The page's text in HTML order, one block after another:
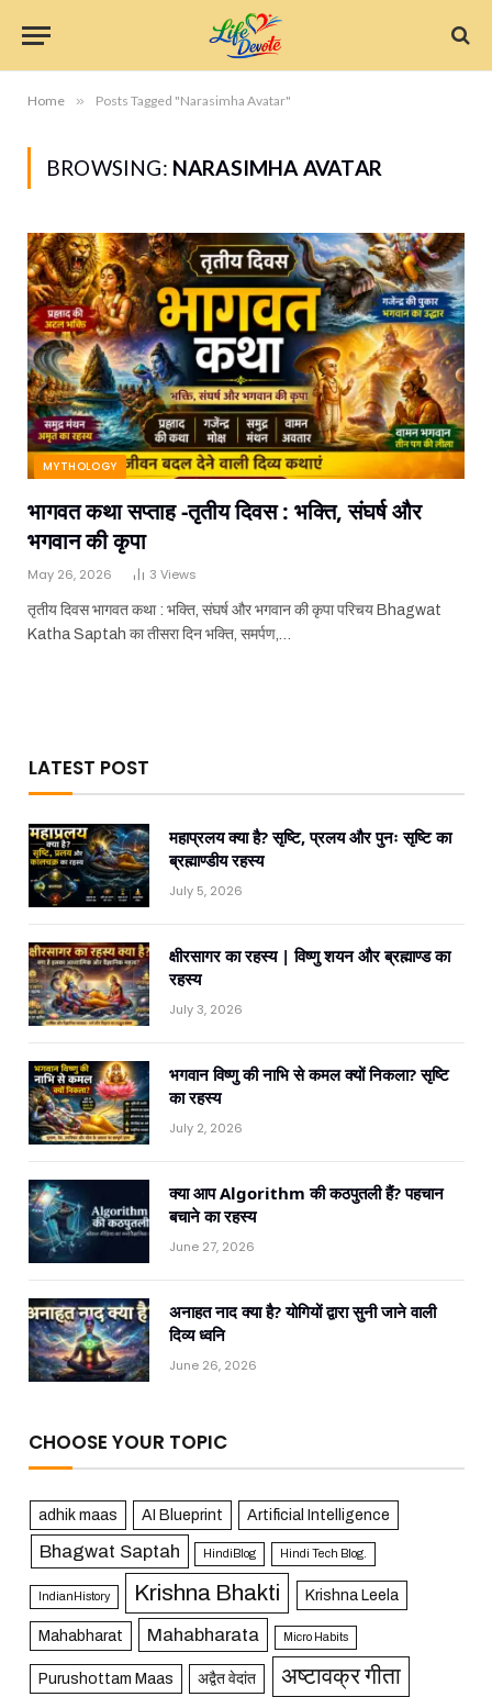
Home » Posts Tagged "Narasimha Avatar"
BROWSING: NARASIMHA AVATAR
MYTHOLOGY
भागवत कथा सप्ताह -तृतीय दिवस : भक्ति, संघर्ष और
भगवान की कृपा
May 26, 2026 3 Views
तृतीय दिवस भागवत कथा : भक्ति, संघर्ष और भगवान की कृपा परिचय Bhagwat
Katha Saptah का तीसरा दिन भक्ति, समर्पण,…
LATEST POST
महाप्रलय क्या है? सृष्टि, प्रलय और पुनः सृष्टि का
ब्रह्माण्डीय रहस्य
July 5, 2026
क्षीरसागर का रहस्य | विष्णु शयन और ब्रह्माण्ड का
रहस्य
July 3, 2026
भगवान विष्णु की नाभि से कमल क्यों निकला? सृष्टि
का रहस्य
July 2, 2026
क्या आप Algorithm की कठपुतली हैं? पहचान
बचाने का रहस्य
June 27, 2026
अनाहत नाद क्या है? योगियों द्वारा सुनी जाने वाली
दिव्य ध्वनि
June 26, 2026
CHOOSE YOUR TOPIC
adhik maas AI Blueprint Artificial Intelligence
Bhagwat Saptah HindiBlog Hindi Tech Blog.
IndianHistory Krishna Bhakti Krishna Leela
Mahabharat Mahabharata Micro Habits
Purushottam Maas अद्वैत वेदांत अष्टावक्र गीता